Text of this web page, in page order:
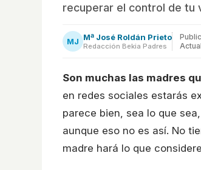
recuperar el control de tu
MJ Mª José Roldán Prieto
Redacción Bekia Padres
Son muchas las madres
en redes sociales estarás
parece bien, sea lo que
aunque eso no es así. No
madre hará lo que